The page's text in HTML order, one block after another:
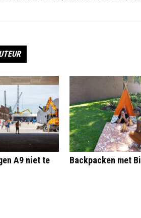
A9 niet te
Backpacken met